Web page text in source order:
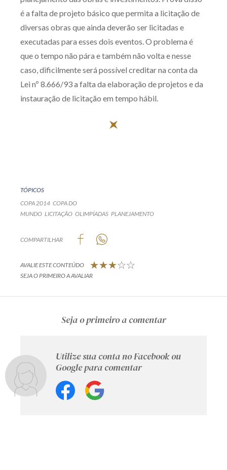
é a falta de projeto básico que permita a licitação de
diversas obras que ainda deverão ser licitadas e
executadas para esses dois eventos. O problema é
que o tempo não pára e também não volta e nesse
caso, dificilmente será possível creditar na conta da
Lei nº 8.666/93 a falta da elaboração de projetos e da
instauração de licitação em tempo hábil.
TÓPICOS
COPA 2014 COPA DO
MUNDO LICITAÇÃO OLIMPÍADAS PLANEJAMENTO
COMPARTILHAR
AVALIE ESTE CONTEÚDO
SEJA O PRIMEIRO A AVALIAR
Seja o primeiro a comentar
Utilize sua conta no Facebook ou
Google para comentar